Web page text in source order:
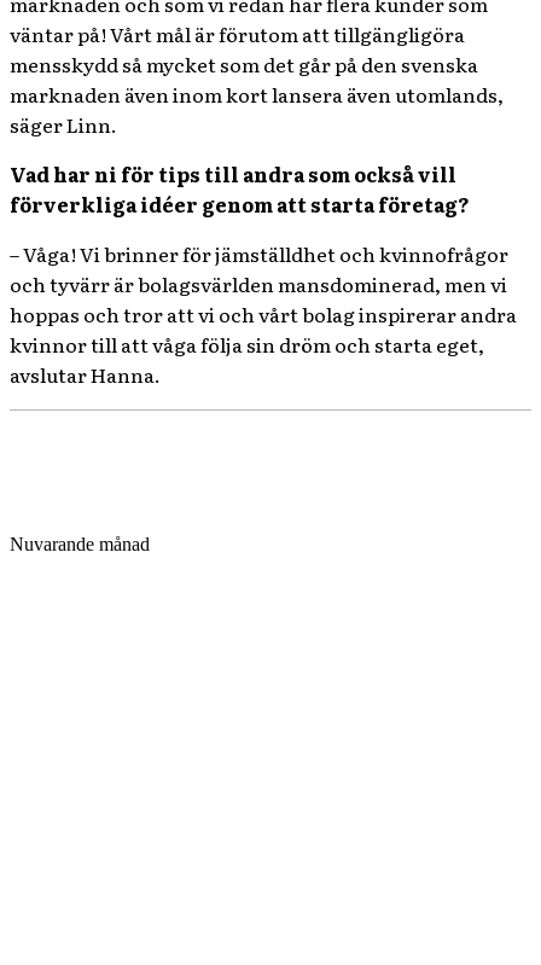
väntar på! Vårt mål är förutom att tillgängligöra
mensskydd så mycket som det går på den svenska
marknaden även inom kort lansera även utomlands,
säger Linn.
Vad har ni för tips till andra som också vill
förverkliga idéer genom att starta företag?
– Våga! Vi brinner för jämställdhet och kvinnofrågor
och tyvärr är bolagsvärlden mansdominerad, men vi
hoppas och tror att vi och vårt bolag inspirerar andra
kvinnor till att våga följa sin dröm och starta eget,
avslutar Hanna.
Nuvarande månad